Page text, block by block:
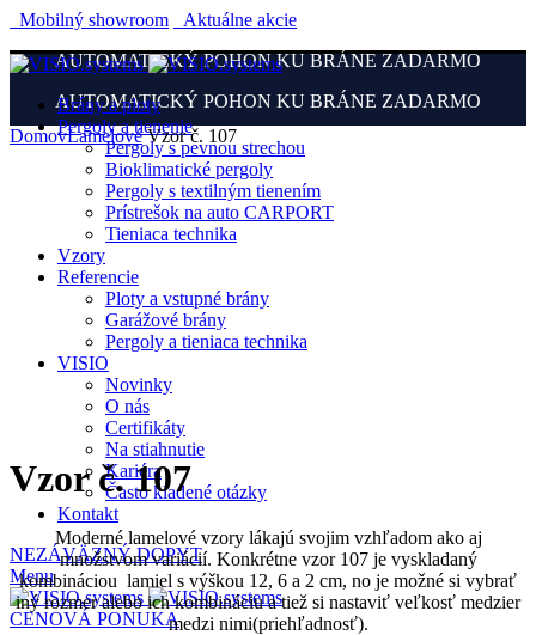
Mobilný showroom
Aktuálne akcie
AUTOMATICKÝ POHON KU BRÁNE ZADARMO
AUTOMATICKÝ POHON KU BRÁNE ZADARMO
Brány a ploty
Pergoly a tienenie
Pergoly s pevnou strechou
Bioklimatické pergoly
Pergoly s textilným tienením
Prístrešok na auto CARPORT
Tieniaca technika
Vzory
Referencie
Ploty a vstupné brány
Garážové brány
Pergoly a tieniaca technika
VISIO
Novinky
O nás
Certifikáty
Na stiahnutie
Kariéra
Často kladené otázky
Kontakt
NEZÁVÄZNÝ DOPYT
Menu
CENOVÁ PONUKA
DomovLamelovéVzor č. 107
Vzor č. 107
Moderné lamelové vzory lákajú svojim vzhľadom ako aj
množstvom variácií. Konkrétne vzor 107 je vyskladaný
kombináciou lamiel s výškou 12, 6 a 2 cm, no je možné si vybrať
iný rozmer alebo ich kombináciu a tiež si nastaviť veľkosť medzier
medzi nimi(priehľadnosť).